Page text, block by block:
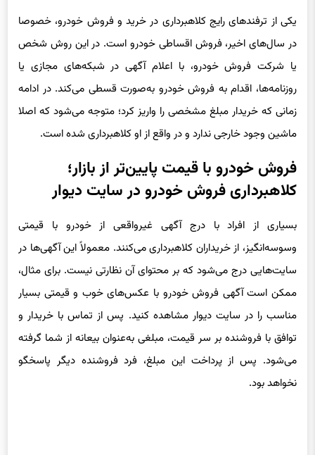
یکی از ترفندهای رایج کلاهبرداری در خرید و فروش خودرو، خصوصا
در سال‌های اخیر، فروش اقساطی خودرو است. در این روش شخص
یا شرکت فروش خودرو، با اعلام آگهی در شبکه‌های مجازی یا
روزنامه‌ها، اقدام به فروش خودرو به‌صورت قسطی می‌کند. در ادامه
زمانی که خریدار مبلغ مشخصی را واریز کرد؛ متوجه می‌شود که اصلا
ماشین وجود خارجی ندارد و در واقع از او کلاهبرداری شده است.
فروش خودرو با قیمت پایین‌تر از بازار؛
کلاهبرداری فروش خودرو در سایت دیوار
بسیاری از افراد با درج آگهی غیر‌واقعی از خودرو با قیمتی
وسوسه‌انگیز، از خریداران کلاهبرداری می‌کنند. معمولاً این آگهی‌ها در
سایت‌هایی درج می‌شود که بر محتوای آن نظارتی نیست. برای مثال،
ممکن است آگهی فروش خودرو با عکس‌های خوب و قیمتی بسیار
مناسب را در سایت دیوار مشاهده کنید. پس از تماس با خریدار و
توافق با فروشنده بر سر قیمت، مبلغی به‌عنوان بیعانه از شما گرفته
می‌شود. پس از پرداخت این مبلغ، فرد فروشنده دیگر پاسخگو
نخواهد بود.